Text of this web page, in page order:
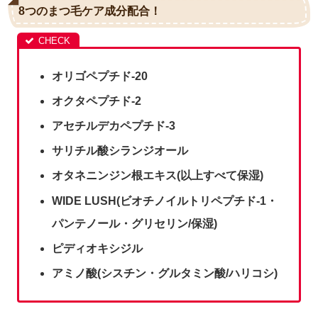
8つのまつ毛ケア成分配合！
オリゴペプチド-20
オクタペプチド-2
アセチルデカペプチド-3
サリチル酸シランジオール
オタネニンジン根エキス(以上すべて保湿)
WIDE LUSH(ビオチノイルトリペプチド-1・
パンテノール・グリセリン/保湿)
ピディオキシジル
アミノ酸(シスチン・グルタミン酸/ハリコシ)